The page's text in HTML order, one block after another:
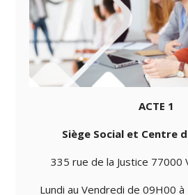
ACTE 1
Siège Social et Centre
335 rue de la Justice 77000
Lundi au Vendredi de 09H00